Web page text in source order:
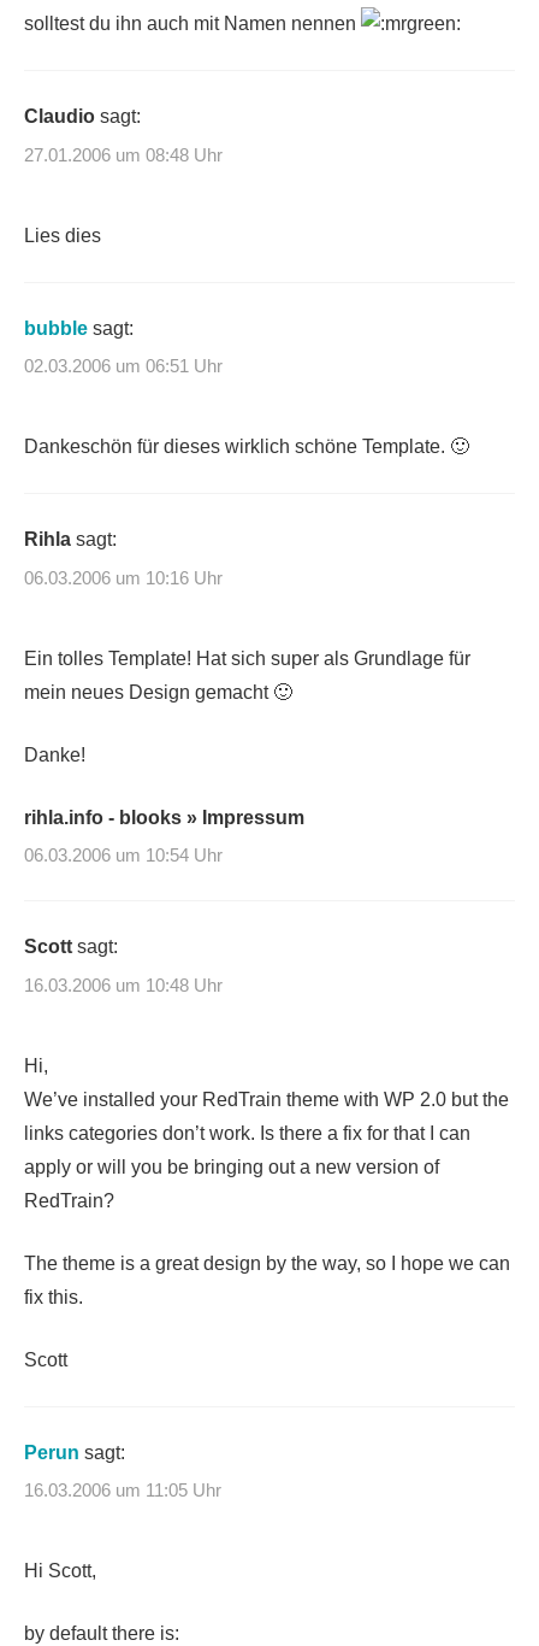
solltest du ihn auch mit Namen nennen
Claudio sagt:
27.01.2006 um 08:48 Uhr
Lies dies
bubble sagt:
02.03.2006 um 06:51 Uhr
Dankeschön für dieses wirklich schöne Template. 🙂
Rihla sagt:
06.03.2006 um 10:16 Uhr
Ein tolles Template! Hat sich super als Grundlage für
mein neues Design gemacht 🙂
Danke!
rihla.info - blooks » Impressum
06.03.2006 um 10:54 Uhr
Scott sagt:
16.03.2006 um 10:48 Uhr
Hi,
We’ve installed your RedTrain theme with WP 2.0 but the
links categories don’t work. Is there a fix for that I can
apply or will you be bringing out a new version of
RedTrain?
The theme is a great design by the way, so I hope we can
fix this.
Scott
Perun sagt:
16.03.2006 um 11:05 Uhr
Hi Scott,
by default there is: